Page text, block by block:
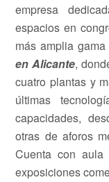
empresa
espacios en
más amplia gama
en Alicante,
cuatro plantas y
últimas
capacidades,
otras de aforos
Cuenta con aula
exposiciones